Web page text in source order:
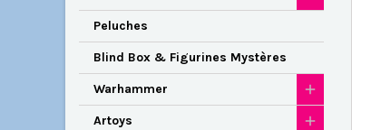
Peluches
Blind Box & Figurines Mystères
Warhammer
Artoys